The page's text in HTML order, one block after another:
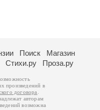
Поиск
Магазин
Стихи.ру Проза.ру
произведений в
договора.
авторам
возможна